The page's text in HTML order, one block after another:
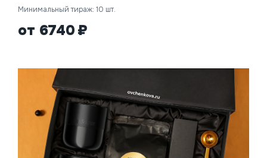
Минимальный тираж: 10 шт.
от 6740